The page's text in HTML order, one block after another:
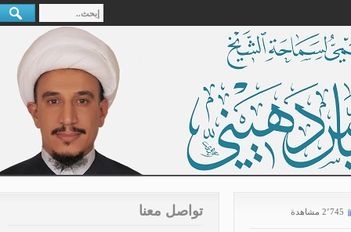
2٬745 مشاهدة تواصل معنا